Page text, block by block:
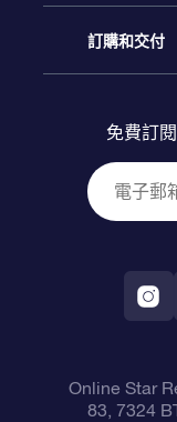
博客
評論
OSR禮物包
OSR 禮物卡
星星注册
個性化的
OSR
訂購和交付
付款資訊
退貨政策
免費訂
Online Star
83, 7324